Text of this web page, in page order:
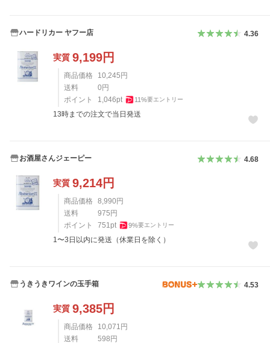
ハードリカー ヤフー店 4.36
実質 9,199円
商品価格 10,245円
送料
0円
ポイント
1,046pt 11%要エントリー
13時までの注文で当日発送
お酒屋さんジェーピー 4.68
実質 9,214円
商品価格 8,990円
送料
975円
ポイント
751 pt 9%要エントリー
1〜3日以内に発送（休業日を除く）
うきうきワインの玉手箱 4.53
実質 9,385円
商品価格 10,071 円
送料
598円